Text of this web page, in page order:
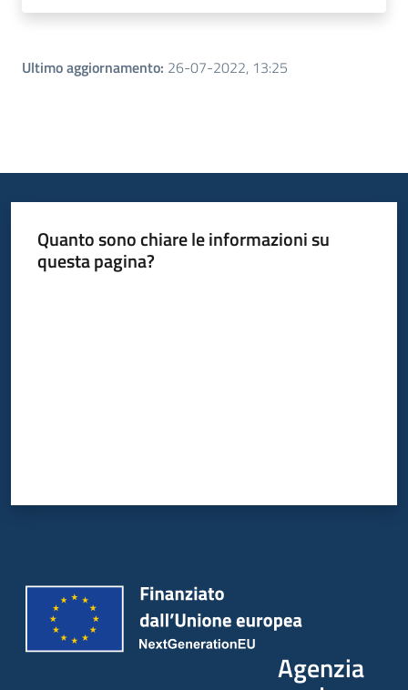
Ultimo aggiornamento: 26-07-2022, 13:25
Quanto sono chiare le informazioni su
questa pagina?
Agenzia